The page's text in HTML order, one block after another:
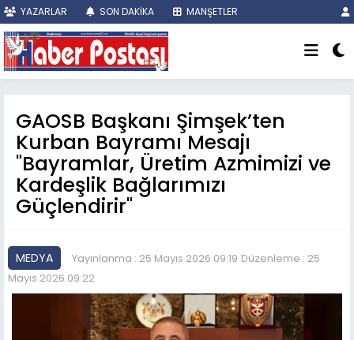
YAZARLAR SON DAKİKA MANŞETLER
GAOSB Başkanı Şimşek’ten
Kurban Bayramı Mesajı
"Bayramlar, Üretim Azmimizi ve
Kardeşlik Bağlarımızı
Güçlendirir"
MEDYA Yayınlanma : 25 Mayıs 2026 09:19 Düzenleme : 25
Mayıs 2026 09:22